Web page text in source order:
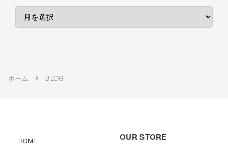
ホーム BLOG
HOME OUR STORE